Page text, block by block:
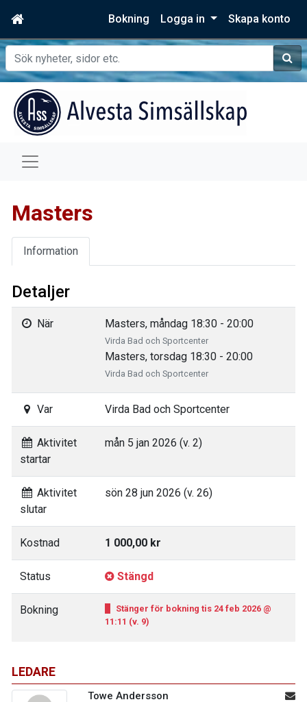
Bokning Logga in Skapa konto
Sök
LEDARE
Towe Andersson
Masters
Information
Detaljer
När Masters, måndag 18:30 - 20:00
Virda Bad och Sportcenter
Masters, torsdag 18:30 - 20:00
Virda Bad och Sportcenter
Var Virda Bad och Sportcenter
Aktivitet
startar
mån 5 jan 2026 (v. 2)
Aktivitet
slutar
sön 28 jun 2026 (v. 26)
Kostnad 1 000,00 kr
Status Stängd
Bokning
Stänger för bokning tis 24 feb 2026 @
11:11 (v. 9)